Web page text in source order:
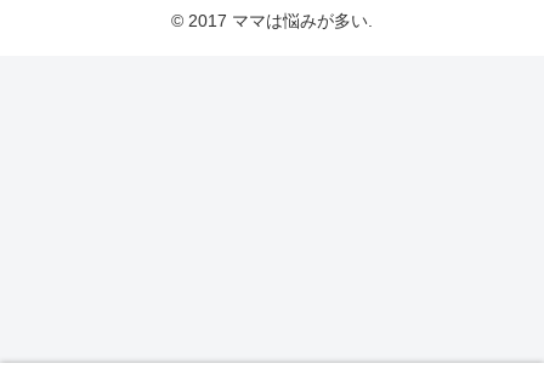
© 2017 ママは悩みが多い.